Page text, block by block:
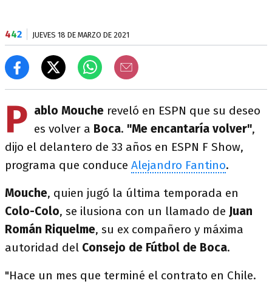
442 JUEVES 18 DE MARZO DE 2021
P ablo Mouche reveló en ESPN que su deseo
es volver a Boca. "Me encantaría volver",
dijo el delantero de 33 años en ESPN F Show,
programa que conduce Alejandro Fantino.
Mouche, quien jugó la última temporada en
Colo-Colo, se ilusiona con un llamado de Juan
Román Riquelme, su ex compañero y máxima
autoridad del Consejo de Fútbol de Boca.
"Hace un mes que terminé el contrato en Chile.